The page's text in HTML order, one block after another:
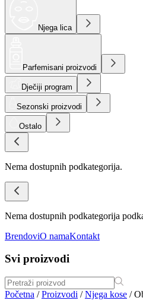
Njega lica
Parfemisani proizvodi
Dječiji program
Sezonski proizvodi
Ostalo
Nema dostupnih podkategorija.
Nema dostupnih podkategorija
BrendoviO namaKontakt
Svi proizvodi
Početna /Proizvodi /Njega kose /